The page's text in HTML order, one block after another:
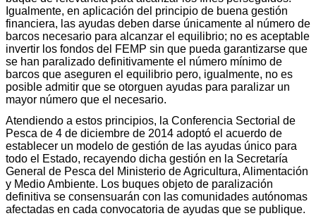
Igualmente, en aplicación del principio de buena gestión
financiera, las ayudas deben darse únicamente al número de
barcos necesario para alcanzar el equilibrio; no es aceptable
invertir los fondos del FEMP sin que pueda garantizarse que
se han paralizado definitivamente el número mínimo de
barcos que aseguren el equilibrio pero, igualmente, no es
posible admitir que se otorguen ayudas para paralizar un
mayor número que el necesario.
Atendiendo a estos principios, la Conferencia Sectorial de
Pesca de 4 de diciembre de 2014 adoptó el acuerdo de
establecer un modelo de gestión de las ayudas único para
todo el Estado, recayendo dicha gestión en la Secretaría
General de Pesca del Ministerio de Agricultura, Alimentación
y Medio Ambiente. Los buques objeto de paralización
definitiva se consensuarán con las comunidades autónomas
afectadas en cada convocatoria de ayudas que se publique.